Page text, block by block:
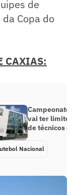
de
Copa do
CAXIAS:
Campeonato
vai ter limite
de técnicos
Nacional